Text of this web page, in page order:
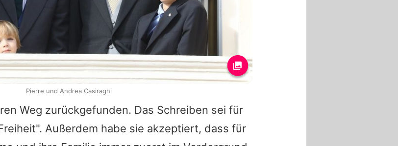
Weg zurückgefunden. Das Schreiben sei für
Außerdem habe sie akzeptiert, dass für
Pierre und Andrea Casiraghi